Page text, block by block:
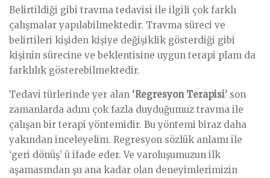
Belirtildiği gibi travma tedavisi ile ilgili çok farklı
çalışmalar yapılabilmektedir. Travma süreci ve
belirtileri kişiden kişiye değişiklik gösterdiği gibi
kişinin sürecine ve beklentisine uygun terapi planı da
farklılık gösterebilmektedir.
Tedavi türlerinde yer alan ‘Regresyon Terapisi’ son
zamanlarda adını çok fazla duyduğumuz travma ile
çalışan bir terapi yöntemidir. Bu yöntemi biraz daha
yakından inceleyelim. Regresyon sözlük anlamı ile
‘geri dönüş’ ü ifade eder. Ve varoluşumuzun ilk
aşamasından şu ana kadar olan deneyimlerimizin